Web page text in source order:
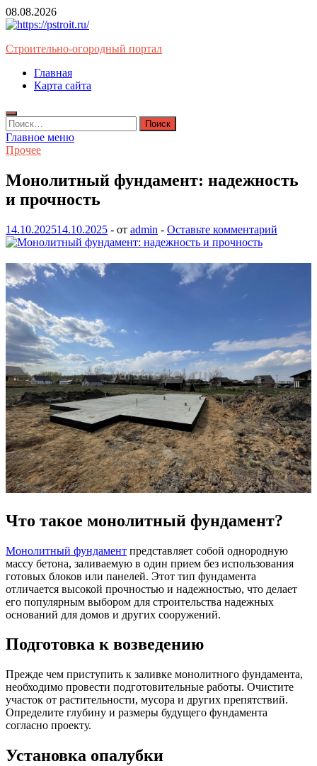
Перейти
к
08.08.2026
Строительно-огородный портал
Главная
Карта сайта
Найти:
Главное меню
Прочее
Монолитный фундамент: надежность
и прочность
14.10.202514.10.2025 - от admin - Оставьте комментарий
Что такое монолитный фундамент?
Монолитный фундамент представляет собой однородную
массу бетона, заливаемую в один прием без использования
готовых блоков или панелей. Этот тип фундамента
отличается высокой прочностью и надежностью, что делает
его популярным выбором для строительства надежных
оснований для домов и других сооружений.
Подготовка к возведению
Прежде чем приступить к заливке монолитного фундамента,
необходимо провести подготовительные работы. Очистите
участок от растительности, мусора и других препятствий.
Определите глубину и размеры будущего фундамента
согласно проекту.
Установка опалубки